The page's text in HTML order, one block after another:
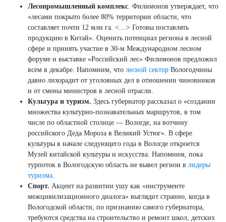
Лесопромышленный комплекс . Филимонов утверждает, что
«лесами покрыто более 80% территории области, что
составляет почти 12 млн га. <…> Готовы поставлять
продукцию в Китай». Оценить потенциал региона в лесной
сфере и принять участие в 30-м Международном лесном
форуме и выставке «Российский лес» Филимонов предложил
всем в декабре. Напомним, что лесной сектор Вологодчины
давно лихорадит от уголовных дел в отношении чиновников
и от смены министров в лесной отрасли.
Культура и туризм. Здесь губернатор рассказал о «создании
множества культурно-познавательных маршрутов, в том
числе по областной столице — Вологде, на вотчину
российского Деда Мороза в Великий Устюг». В сфере
культуры в начале следующего года в Вологде откроется
Музей китайской культуры и искусства. Напомним, пока
турпоток в Вологодскую область не вывел регион в лидеры
туризма
Спорт. Акцент на развитии ушу как «инструменте
межцивилизационного диалога» выглядит странно, когда в
Вологодской области, по признанию самого губернатора,
требуются средства на строительство и ремонт школ, детских